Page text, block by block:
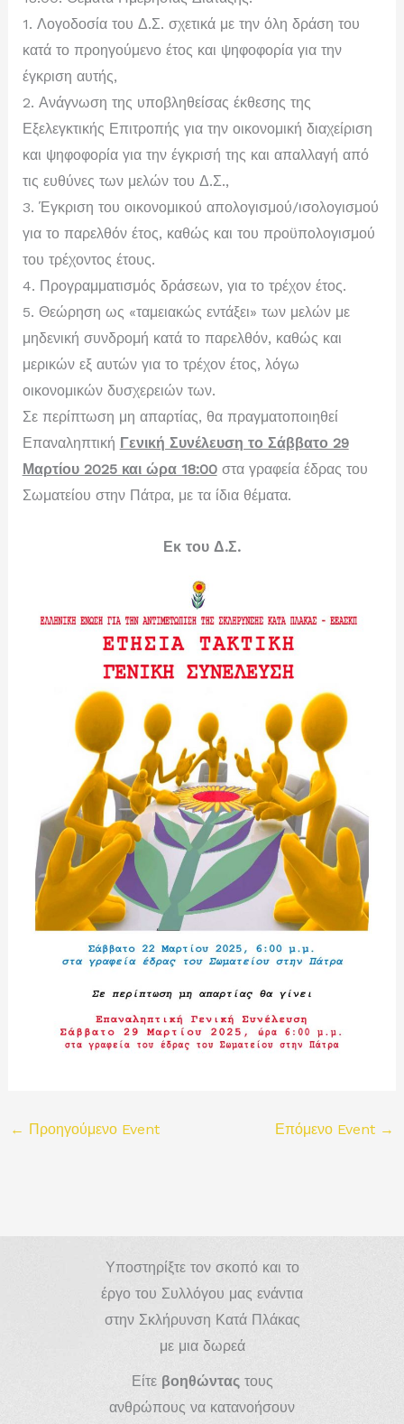
1. Λογοδοσία του Δ.Σ. σχετικά με την όλη δράση του
κατά το προηγούμενο έτος και ψηφοφορία για την
έγκριση αυτής,
2. Ανάγνωση της υποβληθείσας έκθεσης της
Εξελεγκτικής Επιτροπής για την οικονομική διαχείριση
και ψηφοφορία για την έγκρισή της και απαλλαγή από
τις ευθύνες των μελών του Δ.Σ.,
3. Έγκριση του οικονομικού απολογισμού/ισολογισμού
για το παρελθόν έτος, καθώς και του προϋπολογισμού
του τρέχοντος έτους.
4. Προγραμματισμός δράσεων, για το τρέχον έτος.
5. Θεώρηση ως «ταμειακώς εντάξει» των μελών με
μηδενική συνδρομή κατά το παρελθόν, καθώς και
μερικών εξ αυτών για το τρέχον έτος, λόγω
οικονομικών δυσχερειών των.
Σε περίπτωση μη απαρτίας, θα πραγματοποιηθεί
Επαναληπτική Γενική Συνέλευση το Σάββατο 29
Μαρτίου 2025 και ώρα 18:00στα γραφεία έδρας του
Σωματείου στην Πάτρα, με τα ίδια θέματα.
Εκ του Δ.Σ.
← Προηγούμενο Event Επόμενο Event →
Υποστηρίξτε τον σκοπό και το
έργο του Συλλόγου μας ενάντια
στην Σκλήρυνση Κατά Πλάκας
με μια δωρεά
Είτε βοηθώνταςτους
ανθρώπους να κατανοήσουν